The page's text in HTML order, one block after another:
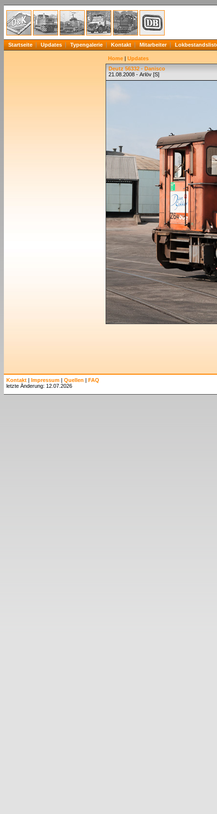
Startseite Updates Typengalerie Kontakt Mitarbeiter
Home | Updates
Deutz 56332 - Danisco
21.08.2008 - Arlöv [S]
Kontakt | Impressum | Quellen | FAQ
letzte Änderung: 12.07.2026